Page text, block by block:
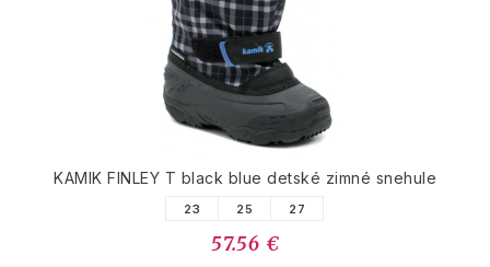
KAMIK FINLEY T black blue detské zimné snehule
23 25 27
57.56 €